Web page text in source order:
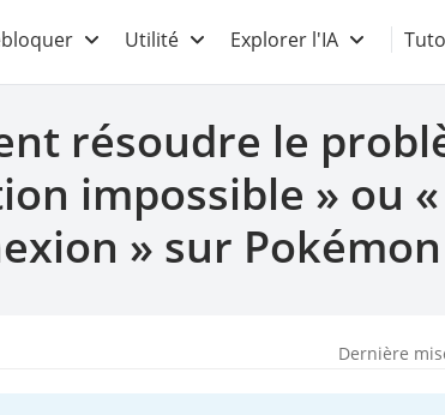
Utilité Explorer l'IA
résoudre le
impossible » ou «
» sur
Dernière